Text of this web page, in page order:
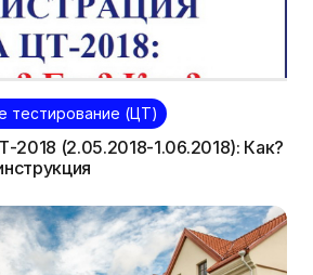
тестирование (ЦТ)
2018 (2.05.2018-1.06.2018): Как?